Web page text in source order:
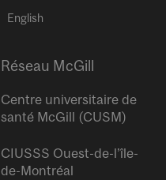
English
Réseau McGill
Centre universitaire de
santé McGill (CUSM)
CIUSSS Ouest-de-l’île-
de-Montréal